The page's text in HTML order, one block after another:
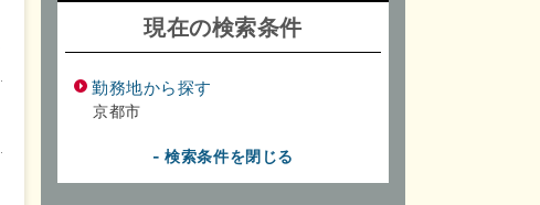
現在の検索条件
勤務地から探す
京都市
- 検索条件を閉じる